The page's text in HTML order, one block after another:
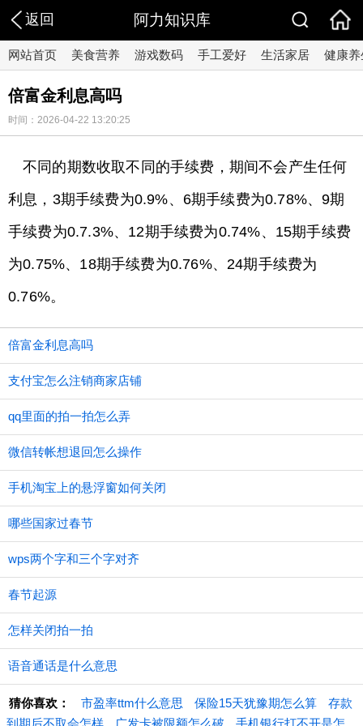
返回 阿力知识库
网站首页 美食营养 游戏数码 手工爱好 生活家居 健康养
倍富金利息高吗
时间：2026-04-22 13:20:25
不同的期数收取不同的手续费，期间不会产生任何
利息，3期手续费为0.9%、6期手续费为0.78%、9期
手续费为0.7.3%、12期手续费为0.74%、15期手续费
为0.75%、18期手续费为0.76%、24期手续费为
0.76%。
倍富金利息高吗
支付宝怎么注销商家店铺
qq里面的拍一拍怎么弄
微信转帐想退回怎么操作
手机淘宝上的悬浮窗如何关闭
哪些国家过春节
wps两个字和三个字对齐
春节起源
怎样关闭拍一拍
语音通话是什么意思
猜你喜欢： 市盈率ttm什么意思 保险15天犹豫期怎么算
存款
到期后不取会怎样
广发卡被限额怎么破 手机银行打不开是怎